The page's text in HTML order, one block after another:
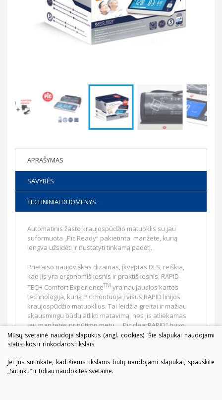
APRAŠYMAS
SAVYBĖS
TECHNINIAI DUOMENYS
Automatinis žasto kraujospūdžio matuoklis su jau
suformuota „Pic Ready“ pakietinta manžete, kurią
lengva užsidėti ir nustatyti tinkamą padėtį.
Prietaiso naujoviškas dizainas, įkvėptas DLS, reiškia,
kad jis yra ergonomiškesnis ir praktiškesnis. RAPID-
TECH Comfort ExperienceTM yra naujausios kartos
technologija, kurią Pic montuoja į visus RAPID linijos
kraujospūdžio matuoklius. Tai leidžia greitai ir mažiau
skausmingu būdu atlikti matavimą, nes jis atliekamas
jau manžetės pripūtimo metu. . „Pic clearRAPID“ buvo
kliniškai patvirtintas pagal ESH (Europos hipertenzijos
draugijos) protokolą, kad būtų užtikrintas jo tikslumas ir
Mūsų svetainė naudoja slapukus (angl. cookies). Šie slapukai naudojami
statistikos ir rinkodaros tikslais.
Jei Jūs sutinkate, kad šiems tikslams būtų naudojami slapukai, spauskite
„Sutinku“ ir toliau naudokitės svetaine.